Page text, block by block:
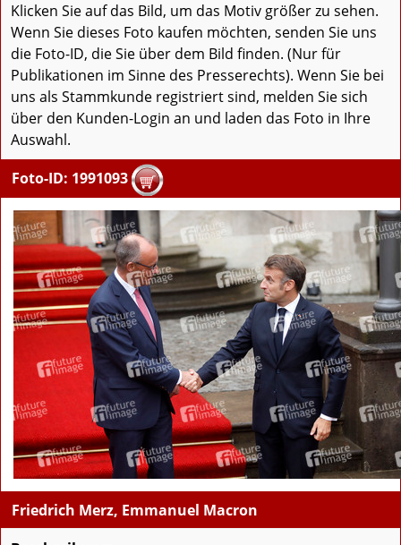
Klicken Sie auf das Bild, um das Motiv größer zu sehen.
Wenn Sie dieses Foto kaufen möchten, senden Sie uns
die Foto-ID, die Sie über dem Bild finden. (Nur für
Publikationen im Sinne des Presserechts). Wenn Sie bei
uns als Stammkunde registriert sind, melden Sie sich
über den Kunden-Login an und laden das Foto in Ihre
Auswahl.
Foto-ID: 1991093
Friedrich Merz, Emmanuel Macron